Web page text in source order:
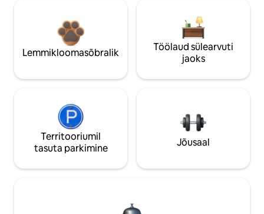
Lemmikloomasõbralik
Töölaud sülearvuti
jaoks
Territooriumil
tasuta parkimine
Jõusaal